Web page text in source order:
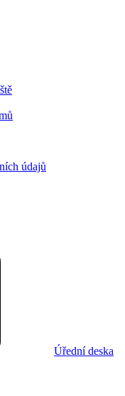
údajů
Úřední deska